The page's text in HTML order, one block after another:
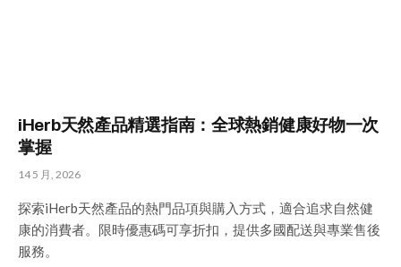
iHerb天然產品精選指南：全球熱銷健康好物一次
掌握
14 5 月, 2026
探索iHerb天然產品的熱門品項與購入方式，適合追求自然健
康的消費者。限時優惠碼可享折扣，提供多國配送與專業售後
服務。